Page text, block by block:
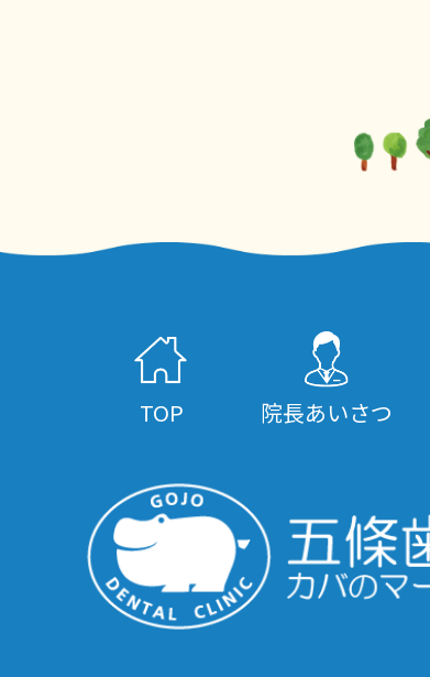
TOP 院長あいさつ